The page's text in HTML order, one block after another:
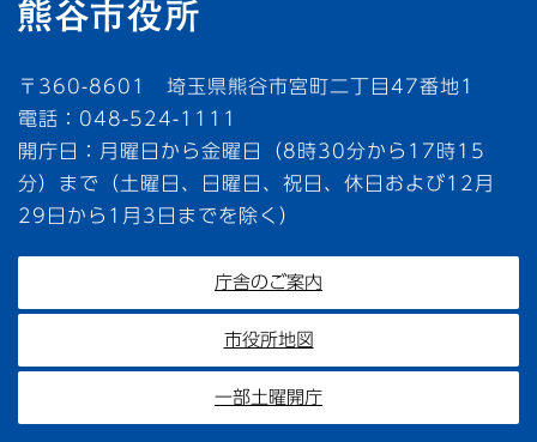
〒360-8601 埼玉県熊谷市宮町二丁目47番地1
電話：048-524-1111
開庁日：月曜日から金曜日（8時30分から17時15
分）まで（土曜日、日曜日、祝日、休日および12月
29日から1月3日までを除く）
庁舎のご案内
市役所地図
一部土曜開庁